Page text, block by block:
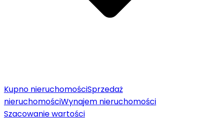
Kupno nieruchomościSprzedaż
nieruchomościWynajem nieruchomości
Szacowanie wartości